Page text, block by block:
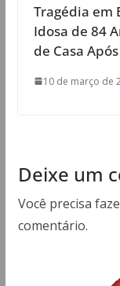
Tragédia em
Idosa de 84
de Casa
10 de março de
Deixe um
Você precisa
comentário.